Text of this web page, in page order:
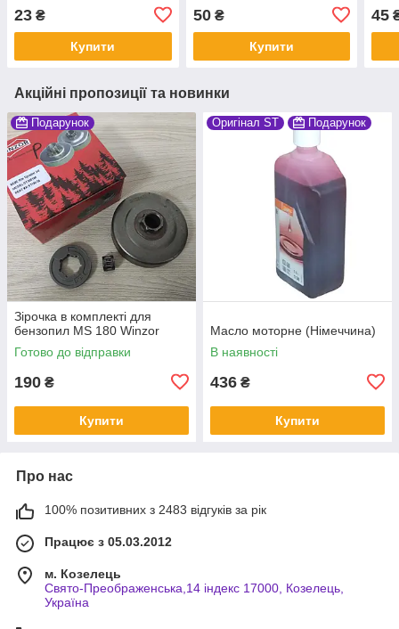
23 ₴
Купити
50₴
Купити
45
Акційні пропозиції та новинки
Подарунок
Зірочка в комплекті для
бензопил MS 180 Winzor
Готово до відправки
190 ₴
Купити
Оригінал ST Подарунок
Масло моторне (Німеччина)
В наявності
436 ₴
Купити
Про нас
100% позитивних з 2483 відгуків за рік
Працює з 05.03.2012
м. Козелець
Свято-Преображенська,14 індекс 17000, Козелець,
Україна